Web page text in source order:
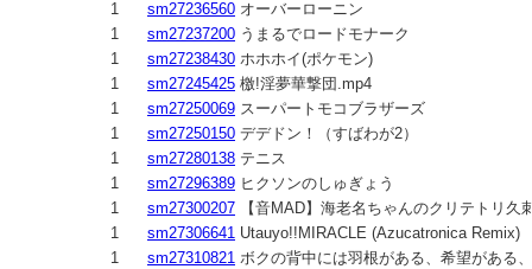
1
sm27236560 オーバーローニン
1
sm27237200 うまるでロードモナーク
1
sm27238430 ホホホイ(ポケモン)
1
sm27245425 檄!淫夢華撃団.mp4
1
sm27250069 スーパートモコブラザーズ
1
sm27250150 デデドン！（すばわが2）
1
sm27280138 テニス
1
sm27296389 ヒクソンのしゅぎょう
1
sm27300207
【音MAD】海老名ちゃんのクリテトリ久
1
sm27306641 Utauyo!!MIRACLE (Azucatronica Remix)
1
sm27310821 ボクの背中には羽根がある、希望がある